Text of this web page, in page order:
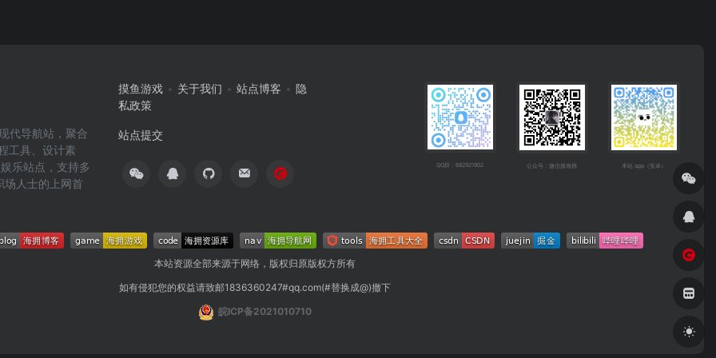
代导航站，聚合
工具、设计素
乐站点，支持多
场人士的上网首
摸鱼游戏 关于我们 站点博客
隐
私政策
站点提交
QQ群：682921902 公众号：微信搜海拥 本站 app（安卓）
本站资源全部来源于网络，版权归原版权方所有
如有侵犯您的权益请致邮1836360247#qq.com(#替换成@)撤下
皖ICP备2021010710